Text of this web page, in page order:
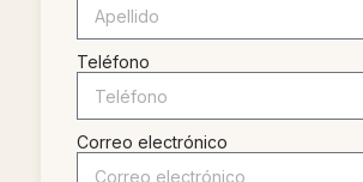
Teléfono
Correo electrónico